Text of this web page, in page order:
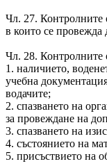
Чл. 27. Контролните
в които се провежда
Чл. 28. Контролните
1. наличието,
учебна
водачите;
2. спазването на
за провеждане на
3. спазването на
4. състоянието на
5. присъствието на